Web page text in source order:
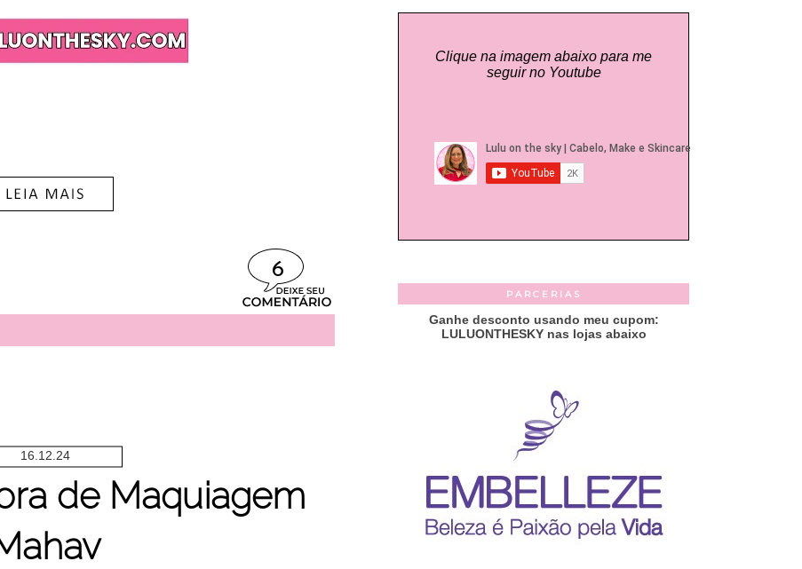
6
16.12.24
de Maquiagem
Clique na imagem abaixo para me
seguir no Youtube
PARCERIAS
Ganhe desconto usando meu cupom:
LULUONTHESKY nas lojas abaixo